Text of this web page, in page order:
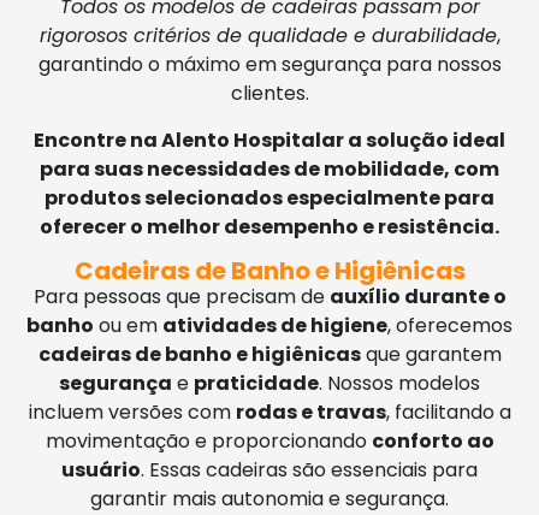
Todos os modelos de cadeiras passam por
rigorosos critérios de qualidade e durabilidade,
garantindo o máximo em segurança para nossos
clientes.
Encontre na Alento Hospitalar a solução ideal
para suas necessidades de mobilidade, com
produtos selecionados especialmente para
oferecer o melhor desempenho e resistência.
Cadeiras de Banho e Higiênicas
Para pessoas que precisam de auxílio durante o
banho ou em atividades de higiene, oferecemos
cadeiras de banho e higiênicasque garantem
segurança e praticidade. Nossos modelos
incluem versões com rodas e travas, facilitando a
movimentação e proporcionando conforto ao
usuário. Essas cadeiras são essenciais para
garantir mais autonomia e segurança.